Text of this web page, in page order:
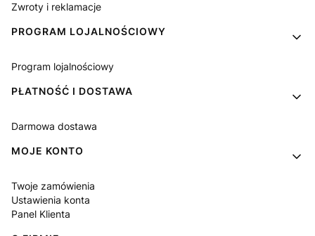
Zwroty i reklamacje
PROGRAM LOJALNOŚCIOWY
Program lojalnościowy
PŁATNOŚĆ I DOSTAWA
Darmowa dostawa
MOJE KONTO
Twoje zamówienia
Ustawienia konta
Panel Klienta